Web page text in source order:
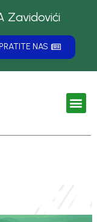
Zavidovići
PRATITE NAS